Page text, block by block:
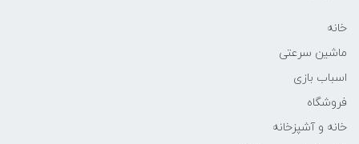
خانه
ماشین سرعتی
اسباب بازی
فروشگاه
خانه و آشپزخانه